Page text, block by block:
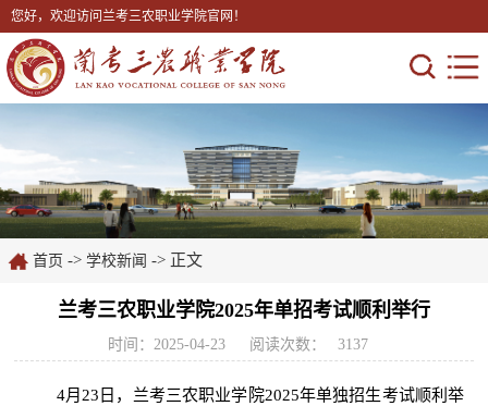
您好，欢迎访问兰考三农职业学院官网！
首页 -> 学校新闻 -> 正文
兰考三农职业学院2025年单招考试顺利举行
时间：2025-04-23 阅读次数： 3137
4月23日，兰考三农职业学院2025年单独招生考试顺利举